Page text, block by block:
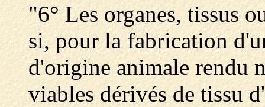
"6° Les organes, tissus
si, pour la fabrication
d'origine animale rendu
viables dérivés de tissu